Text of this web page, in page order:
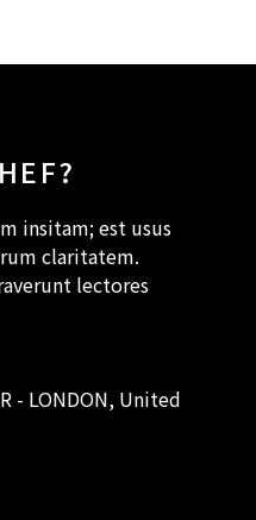
insitam; est usus
claritatem.
lectores
- LONDON, United